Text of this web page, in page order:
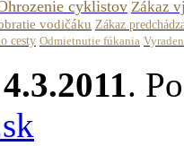
cyklistov Zákaz
vodičáku Zákaz
cesty Odmietnutie fúkania
4.3.2011.